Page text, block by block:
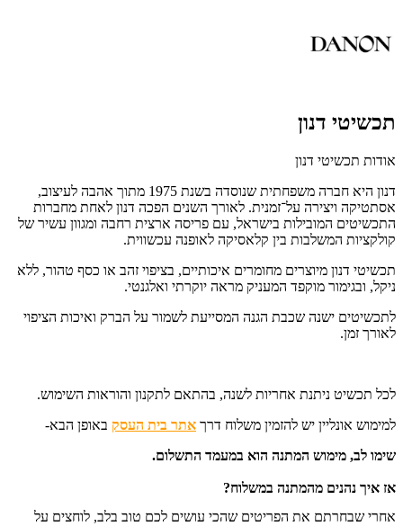
תכשיטי דנון
אודות תכשיטי דנון
דנון היא חברה משפחתית שנוסדה בשנת 1975 מתוך אהבה לעיצוב,
אסתטיקה ויצירה על־זמנית. לאורך השנים הפכה דנון לאחת מחברות
התכשיטים המובילות בישראל, עם פריסה ארצית רחבה ומגוון עשיר של
קולקציות המשלבות בין קלאסיקה לאופנה עכשווית.
תכשיטי דנון מיוצרים מחומרים איכותיים, בציפוי זהב או כסף טהור, ללא
ניקל, ובגימור מוקפד המעניק מראה יוקרתי ואלגנטי.
לתכשיטים ישנה שכבת הגנה המסייעת לשמור על הברק ואיכות הציפוי
לאורך זמן.
לכל תכשיט ניתנת אחריות לשנה, בהתאם לתקנון והוראות השימוש.
למימוש אונליין יש להזמין משלוח דרך אתר בית העסק באופן הבא-
שימו לב, מימוש המתנה הוא במעמד התשלום.
אז איך נהנים מהמתנה במשלוח?
אחרי שבחרתם את הפריטים שהכי עושים לכם טוב בלב, לוחצים על